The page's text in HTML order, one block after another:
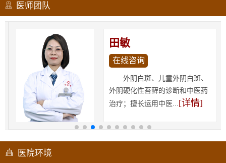
医师团队
田敏
在线咨询
外阴白斑、儿童外阴白斑、
外阴硬化性苔藓的诊断和中医药
治疗；擅长运用中医...[详情]
医院环境